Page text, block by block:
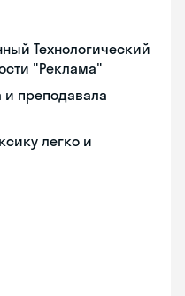
Технологический
"Реклама"
и преподавала
легко и